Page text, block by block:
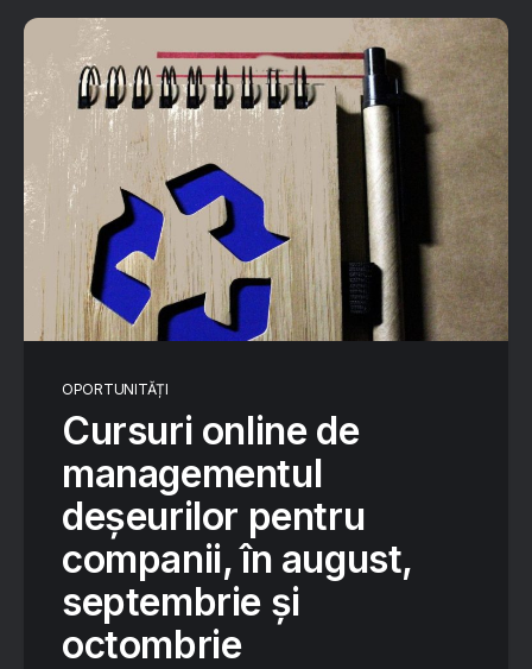
OPORTUNITĂȚI
Cursuri online de
managementul
deșeurilor pentru
companii, în august,
septembrie și
octombrie